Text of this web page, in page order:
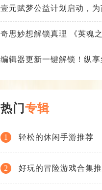
壹元赋梦公益计划启动，
奇思妙想解锁真理 《英魂
编辑器更新一键解锁！纵
热门专辑
1 轻松的休闲手游推荐
2 好玩的冒险游戏合集